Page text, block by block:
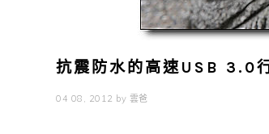
抗震防水的高速USB 3.0
04 08, 2012 by 雲爸